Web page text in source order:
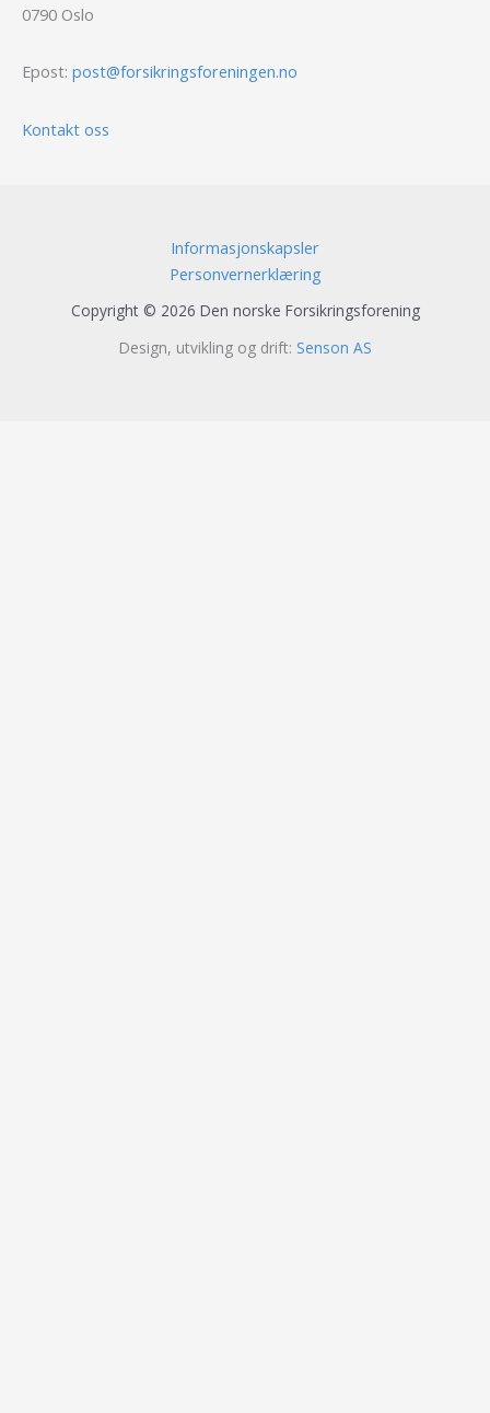
0790 Oslo
Epost: post@forsikringsforeningen.no
Kontakt oss
Informasjonskapsler
Personvernerklæring
Copyright © 2026 Den norske Forsikringsforening
Design, utvikling og drift: Senson AS